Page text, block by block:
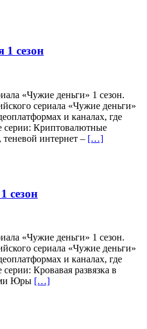
1 сезон
«Чужие деньги» 1 сезон.
сериала «Чужие деньги»
и каналах, где
серии: Криптовалютные
интернет – […]
сезон
«Чужие деньги» 1 сезон.
сериала «Чужие деньги»
и каналах, где
Кровавая развязка в
Юры […]